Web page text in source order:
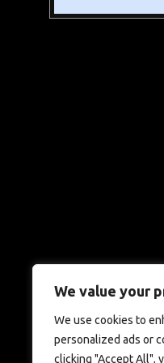
We value your
We use cookies to
personalized ads or
clicking "Accept All",